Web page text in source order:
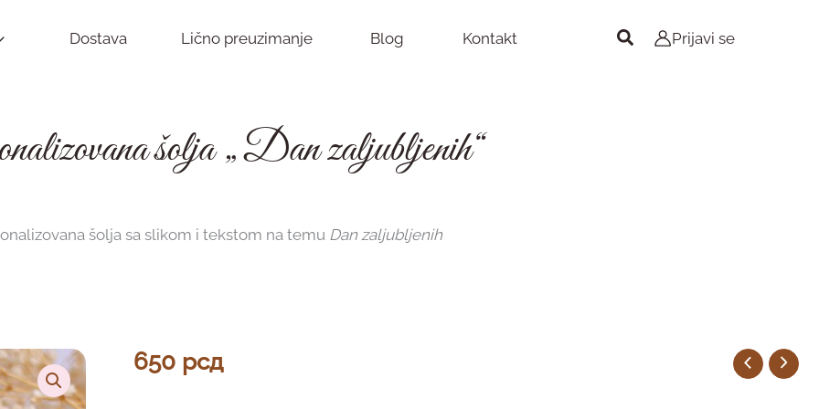
Dostava Lično preuzimanje Blog Kontakt PretragaPrijavi se
šolja „Dan zaljubljenih“
šolja sa slikom i tekstom na temu Dan zaljubljenih
650 рсд